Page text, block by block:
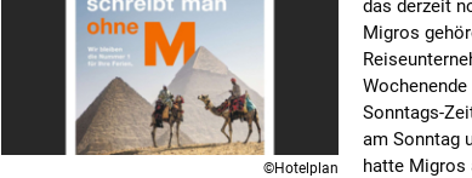
©Hotelplan
das derzeit
Migros
Sonntags-
am Sonntag
hatte Migros